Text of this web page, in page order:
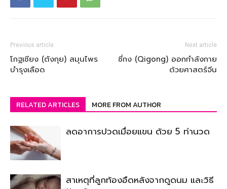
Previous article
โกฐเชียง (ตังกุย) สมุนไพร
บำรุงเลือด
Next article
ชี่กง (Qigong) ออกกำลังกาย
ด้วยศาสตร์จีน
RELATED ARTICLES MORE FROM AUTHOR
ลดอาการปวดเมื่อยแขน ด้วย 5 ท่านวด
สาเหตุที่ลูกท้องอืดหลังจากดูดนม และวิธี